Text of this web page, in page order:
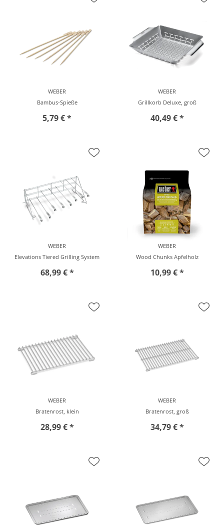
WEBER
Bambus-Spieße
5,79 € *
WEBER
Grillkorb Deluxe, groß
40,49 € *
WEBER
Elevations Tiered Grilling System
68,99 € *
WEBER
Wood Chunks Apfelholz
10,99 € *
WEBER
Bratenrost, klein
28,99 € *
WEBER
Bratenrost, groß
34,79 € *